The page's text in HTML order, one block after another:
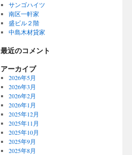
サンゴハイツ
南区一軒家
盛ビル２階
中島木材貸家
最近のコメント
アーカイブ
2026年5月
2026年3月
2026年2月
2026年1月
2025年12月
2025年11月
2025年10月
2025年9月
2025年8月